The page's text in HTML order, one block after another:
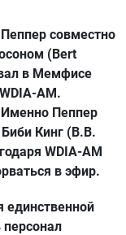
совместно
(Bert
в Мемфисе
AM.
Именно Пеппер
Кинг (B.B.
WDIA-AM
в эфир.
единственной